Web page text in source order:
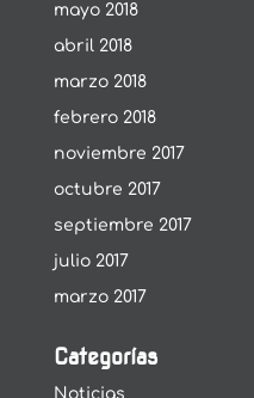
mayo 2018
abril 2018
marzo 2018
febrero 2018
noviembre 2017
octubre 2017
septiembre 2017
julio 2017
marzo 2017
Categorías
Noticias